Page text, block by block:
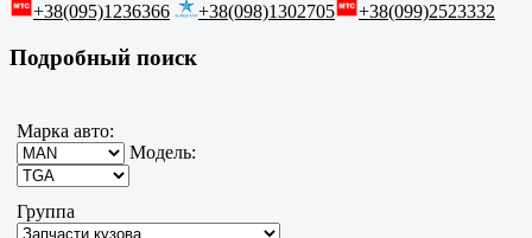
+38(095)1236366 +38(098)1302705 +38(099)2523332
Подробный поиск
Марка авто:
Модель:
Группа